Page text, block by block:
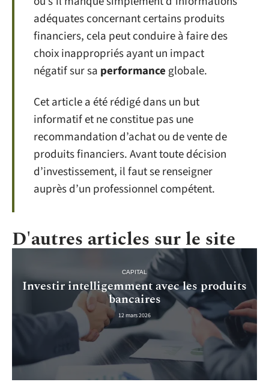
adéquates concernant certains produits
financiers, cela peut conduire à faire des
choix inappropriés ayant un impact
négatif sur sa performance globale.
Cet article a été rédigé dans un but
informatif et ne constitue pas une
recommandation d’achat ou de vente de
produits financiers. Avant toute décision
d’investissement, il faut se renseigner
auprès d’un professionnel compétent.
D'autres articles sur le site
CAPITAL
Investir intelligemment avec les produits
bancaires
12 mars 2026